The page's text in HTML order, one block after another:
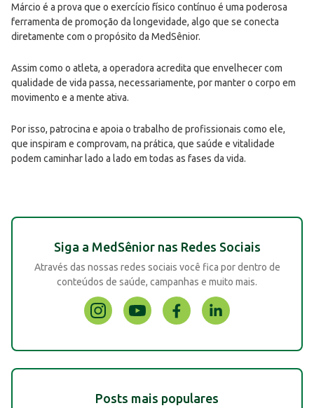
Márcio é a prova que o exercício físico contínuo é uma poderosa
ferramenta de promoção da longevidade, algo que se conecta
diretamente com o propósito da MedSênior.
Assim como o atleta, a operadora acredita que envelhecer com
qualidade de vida passa, necessariamente, por manter o corpo em
movimento e a mente ativa.
Por isso, patrocina e apoia o trabalho de profissionais como ele,
que inspiram e comprovam, na prática, que saúde e vitalidade
podem caminhar lado a lado em todas as fases da vida.
Siga a MedSênior nas Redes Sociais
Através das nossas redes sociais você fica por dentro de
conteúdos de saúde, campanhas e muito mais.
Posts mais populares